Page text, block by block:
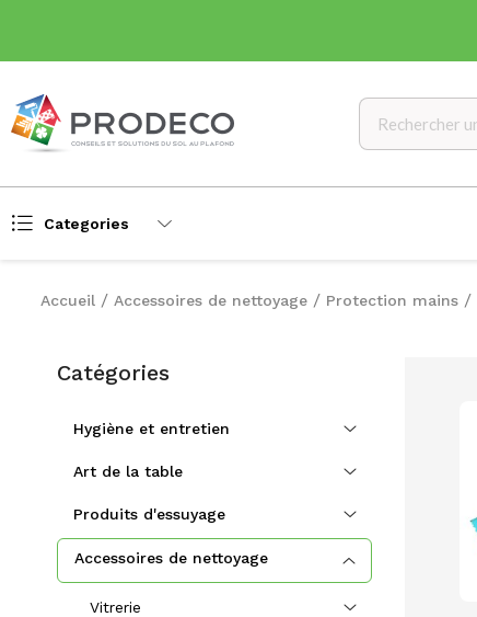
Categories
Accueil Accessoires de nettoyage Protection mains
Catégories
Hygiène et entretien
Art de la table
Produits d'essuyage
Accessoires de nettoyage
Vitrerie